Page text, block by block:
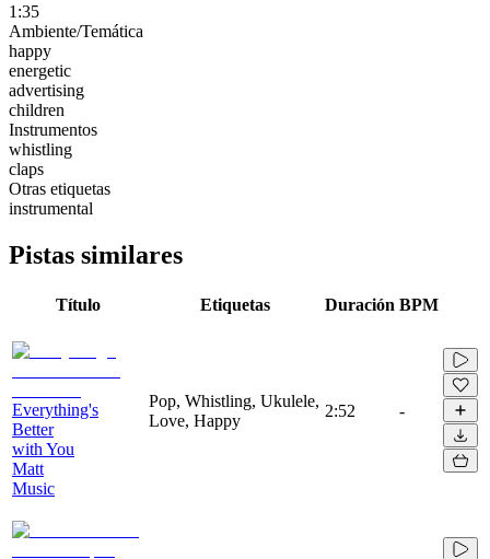
1:35
Ambiente/Temática
happy
energetic
advertising
children
Instrumentos
whistling
claps
Otras etiquetas
instrumental
Pistas similares
Título Etiquetas Duración BPM
Everything's
Better
with You
Matt
Music
Pop, Whistling, Ukulele,
Love, Happy
2:52 -